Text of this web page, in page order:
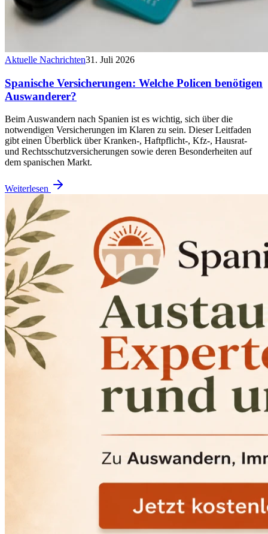
Aktuelle Nachrichten31. Juli 2026
Spanische Versicherungen: Welche Policen benötigen
Auswanderer?
Beim Auswandern nach Spanien ist es wichtig, sich über die
notwendigen Versicherungen im Klaren zu sein. Dieser Leitfaden
gibt einen Überblick über Kranken-, Haftpflicht-, Kfz-, Hausrat-
und Rechtsschutzversicherungen sowie deren Besonderheiten auf
dem spanischen Markt.
Weiterlesen